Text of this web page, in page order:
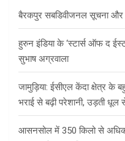
बैरकपुर सबडिवीजनल सूचना और
हुरुन इंडिया के ‘स्टार्स ऑफ द
सुभाष अग्रवाला
जामुड़िया: ईसीएल केंदा क्षेत्र के
भराई से बढ़ी परेशानी, उड़ती धूल
आसनसोल में 350 किलो से अधिक